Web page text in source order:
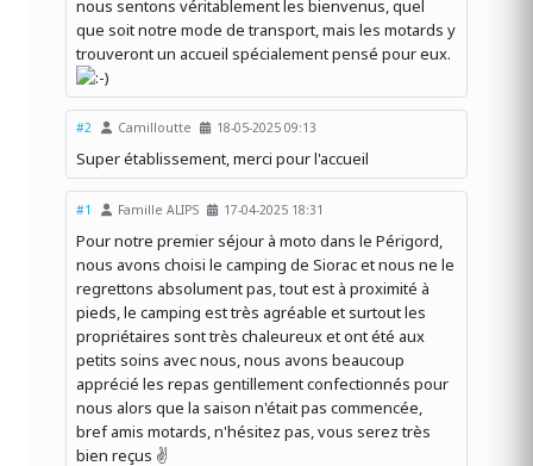
nous sentons véritablement les bienvenus, quel
que soit notre mode de transport, mais les motards y
trouveront un accueil spécialement pensé pour eux.
#2 Camilloutte 18-05-2025 09:13
Super établissement, merci pour l'accueil
#1 Famille ALIPS 17-04-2025 18:31
Pour notre premier séjour à moto dans le Périgord,
nous avons choisi le camping de Siorac et nous ne le
regrettons absolument pas, tout est à proximité à
pieds, le camping est très agréable et surtout les
propriétaires sont très chaleureux et ont été aux
petits soins avec nous, nous avons beaucoup
apprécié les repas gentillement confectionnés pour
nous alors que la saison n'était pas commencée,
bref amis motards, n'hésitez pas, vous serez très
bien reçus ✌️